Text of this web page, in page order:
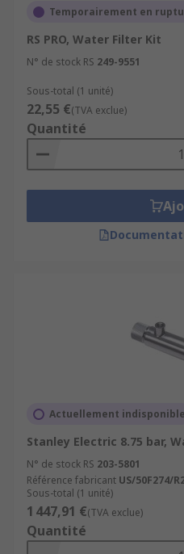
Temporairement en
RS PRO, Water Filter Kit
N° de stock RS 249-9551
Sous-total (1 unité)
22,55 €(TVA exclue)
Quantité
Actuellement indisponible
Stanley Electric 8.75 bar,
N° de stock RS 203-5801
Référence fabricant US/50F274/
Sous-total (1 unité)
1 447,91 €(TVA exclue)
Quantité